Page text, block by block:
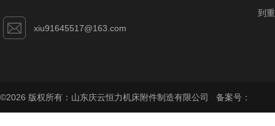
xiu91645517@163.com
到
©2026 版权所有：山东庆云恒力机床附件制造有限公司 备案号：